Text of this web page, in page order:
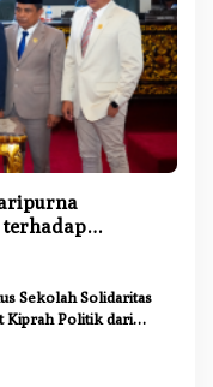
2025
Sekolah Solidaritas
Kiprah Politik dari